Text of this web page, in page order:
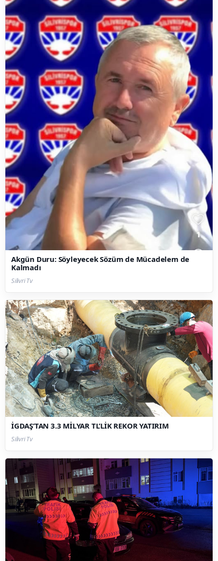
Akgün Duru: Söyleyecek Sözüm de Mücadelem de
Kalmadı
Silivri Tv
İGDAŞ’TAN 3.3 MİLYAR TL’LİK REKOR YATIRIM
Silivri Tv